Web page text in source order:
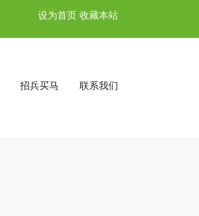
设为首页 收藏本站
招兵买马 联系我们